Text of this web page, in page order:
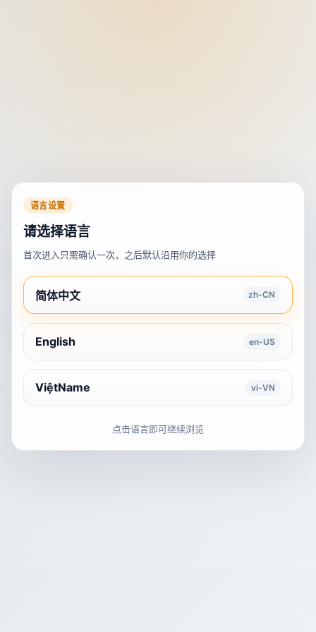
语言设置
请选择语言
首次进入只需确认一次，之后默认沿用你的选择
简体中文 zh-CN
English en-US
ViệtName vi-VN
点击语言即可继续浏览